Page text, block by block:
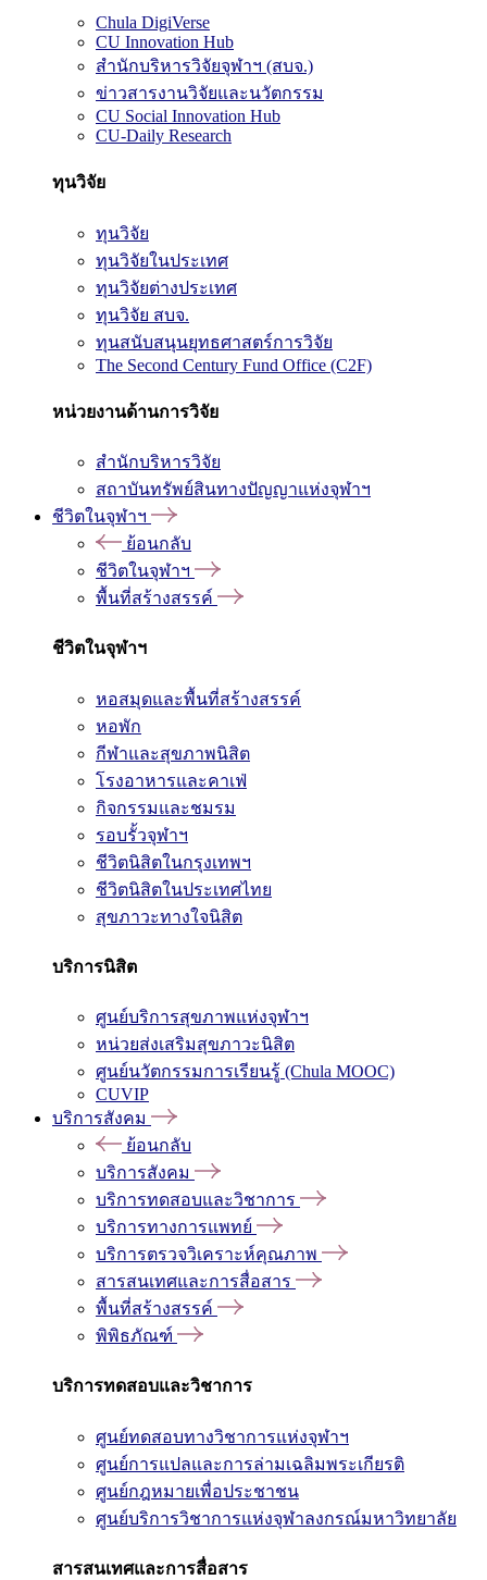
Chula DigiVerse
CU Innovation Hub
สำนักบริหารวิจัยจุฬาฯ (สบจ.)
ข่าวสารงานวิจัยและนวัตกรรม
CU Social Innovation Hub
CU-Daily Research
ทุนวิจัย
ทุนวิจัย
ทุนวิจัยในประเทศ
ทุนวิจัยต่างประเทศ
ทุนวิจัย สบจ.
ทุนสนับสนุนยุทธศาสตร์การวิจัย
The Second Century Fund Office (C2F)
หน่วยงานด้านการวิจัย
สำนักบริหารวิจัย
สถาบันทรัพย์สินทางปัญญาแห่งจุฬาฯ
ชีวิตในจุฬาฯ
ย้อนกลับ
ชีวิตในจุฬาฯ
พื้นที่สร้างสรรค์
ชีวิตในจุฬาฯ
หอสมุดและพื้นที่สร้างสรรค์
หอพัก
กีฬาและสุขภาพนิสิต
โรงอาหารและคาเฟ่
กิจกรรมและชมรม
รอบรั้วจุฬาฯ
ชีวิตนิสิตในกรุงเทพฯ
ชีวิตนิสิตในประเทศไทย
สุขภาวะทางใจนิสิต
บริการนิสิต
ศูนย์บริการสุขภาพแห่งจุฬาฯ
หน่วยส่งเสริมสุขภาวะนิสิต
ศูนย์นวัตกรรมการเรียนรู้ (Chula MOOC)
CUVIP
บริการสังคม
ย้อนกลับ
บริการสังคม
บริการทดสอบและวิชาการ
บริการทางการแพทย์
บริการตรวจวิเคราะห์คุณภาพ
สารสนเทศและการสื่อสาร
พื้นที่สร้างสรรค์
พิพิธภัณฑ์
บริการทดสอบและวิชาการ
ศูนย์ทดสอบทางวิชาการแห่งจุฬาฯ
ศูนย์การแปลและการล่ามเฉลิมพระเกียรติ
ศูนย์กฎหมายเพื่อประชาชน
ศูนย์บริการวิชาการแห่งจุฬาลงกรณ์มหาวิทยาลัย
สารสนเทศและการสื่อสาร